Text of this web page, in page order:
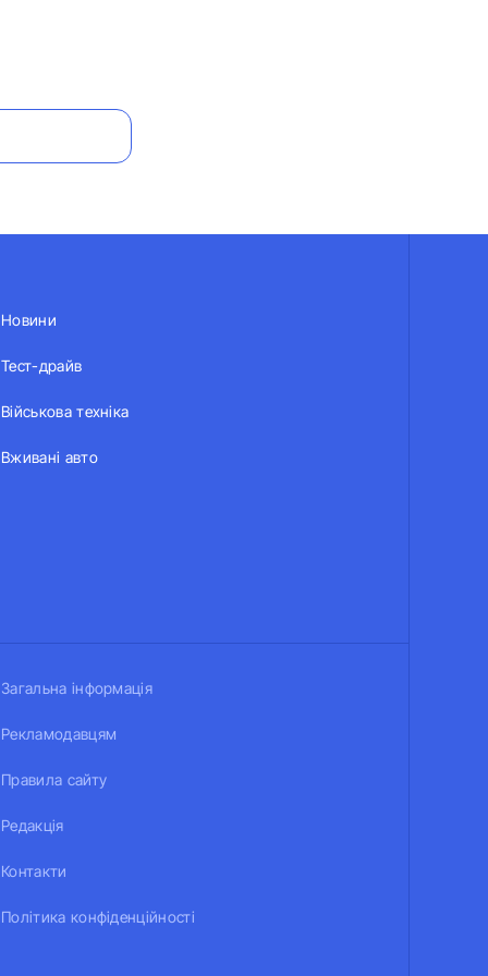
Новини
Тест-драйв
Військова техніка
Вживані авто
Загальна інформація
Рекламодавцям
Правила сайту
Редакція
Контакти
Політика конфіденційності